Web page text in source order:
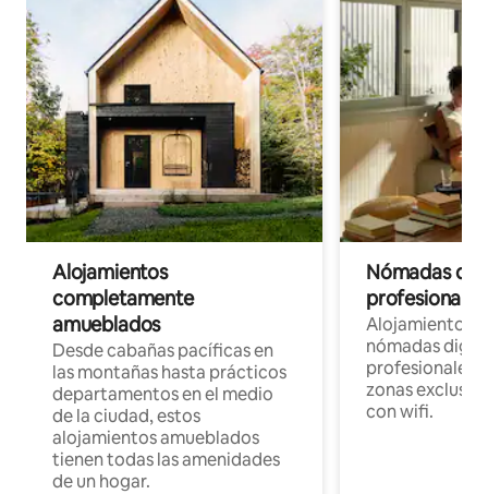
Alojamientos
completamente
amueblados
Desde cabañas pacíficas en
las montañas hasta prácticos
departamentos en el medio
de la ciudad, estos
alojamientos amueblados
tienen todas las amenidades
de un hogar.
Nómadas
Alojamientos
nómadas
profesionales
zonas
con wifi.